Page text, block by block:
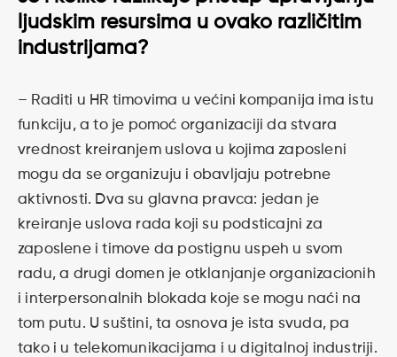
ljudskim resursima u ovako različitim
industrijama?
– Raditi u HR timovima u većini kompanija ima istu
funkciju, a to je pomoć organizaciji da stvara
vrednost kreiranjem uslova u kojima zaposleni
mogu da se organizuju i obavljaju potrebne
aktivnosti. Dva su glavna pravca: jedan je
kreiranje uslova rada koji su podsticajni za
zaposlene i timove da postignu uspeh u svom
radu, a drugi domen je otklanjanje organizacionih
i interpersonalnih blokada koje se mogu naći na
tom putu. U suštini, ta osnova je ista svuda, pa
tako i u telekomunikacijama i u digitalnoj industriji.